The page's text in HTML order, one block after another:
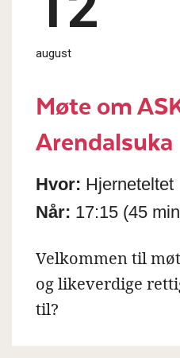
august
Møte om
Arendalsuka
Hvor: Hjerneteltet
Når: 17:15 (45
Velkommen til
og likeverdige
til?